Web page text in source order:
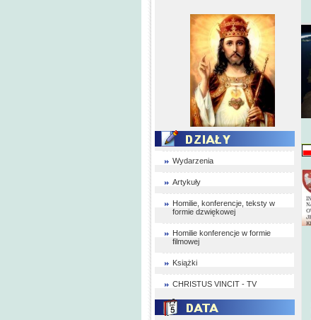
Wydarzenia
Artykuły
Homilie, konferencje, teksty w
formie dzwiękowej
Homilie konferencje w formie
filmowej
Książki
CHRISTUS VINCIT - TV